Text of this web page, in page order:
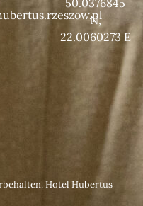
50.0376845
N,
22.0060273 E
Hotel Hubertus